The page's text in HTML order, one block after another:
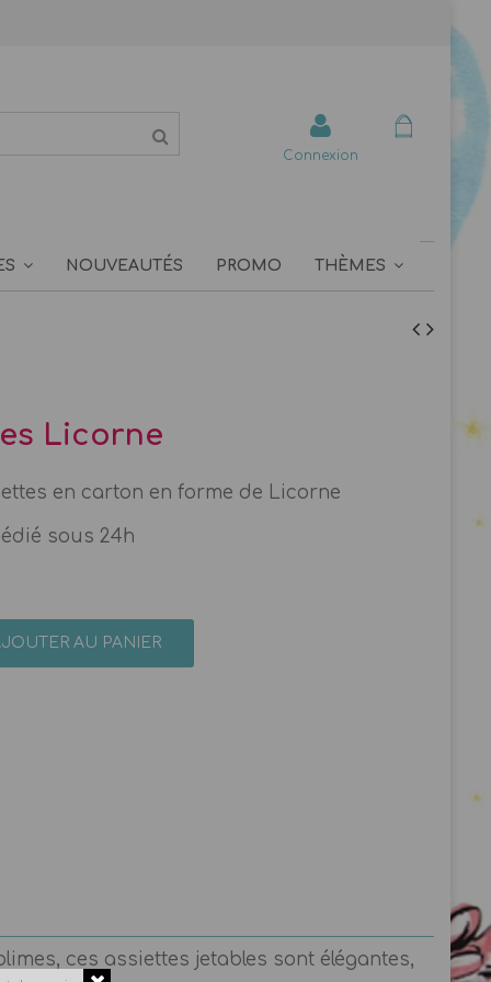
Connexion
NOUVEAUTÉS PROMO THÈMES
Licorne
en carton en forme de Licorne
sous 24h
AU PANIER
ces assiettes jetables sont élégantes,